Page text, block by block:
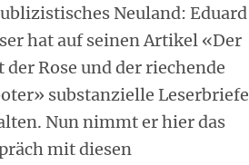
Neuland: Eduard
hat auf seinen Artikel «Der
der Rose und der riechende
substanzielle Leserbriefe
Nun nimmt er hier das
mit diesen